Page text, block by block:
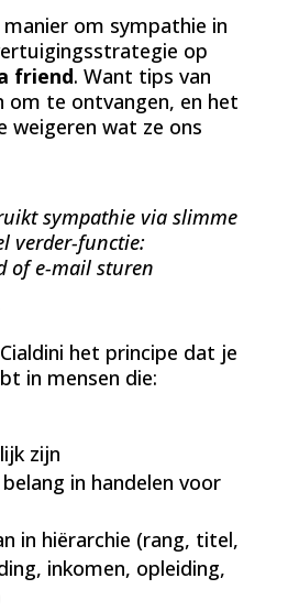
om sympathie in
op
friend. Want tips van
om te ontvangen, en het
weigeren wat ze ons
sympathie via slimme
verder-functie:
of e-mail sturen
het principe dat je
in mensen die:
zijn
in handelen voor
in hiërarchie (rang, titel,
inkomen, opleiding,